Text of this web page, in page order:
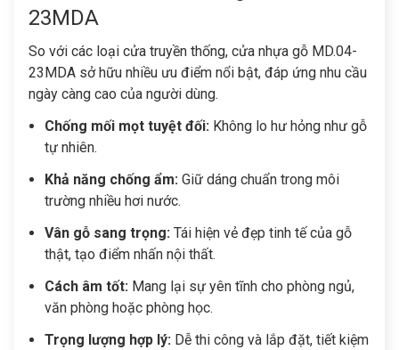
23MDA
So với các loại cửa truyền thống, cửa nhựa gỗ MD.04-
23MDA sở hữu nhiều ưu điểm nổi bật, đáp ứng nhu cầu
ngày càng cao của người dùng.
Chống mối mọt tuyệt đối: Không lo hư hỏng như gỗ
tự nhiên.
Khả năng chống ẩm: Giữ dáng chuẩn trong môi
trường nhiều hơi nước.
Vân gỗ sang trọng: Tái hiện vẻ đẹp tinh tế của gỗ
thật, tạo điểm nhấn nội thất.
Cách âm tốt: Mang lại sự yên tĩnh cho phòng ngủ,
văn phòng hoặc phòng học.
Trọng lượng hợp lý: Dễ thi công và lắp đặt, tiết kiệm